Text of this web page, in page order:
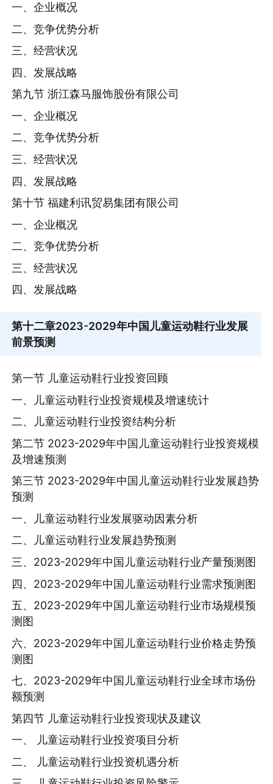
一、企业概况
二、竞争优势分析
三、经营状况
四、发展战略
第九节 浙江森马服饰股份有限公司
一、企业概况
二、竞争优势分析
三、经营状况
四、发展战略
第十节 福建利讯贸易集团有限公司
一、企业概况
二、竞争优势分析
三、经营状况
四、发展战略
第十二章2023-2029年中国儿童运动鞋行业发展
前景预测
第一节 儿童运动鞋行业投资回顾
一、儿童运动鞋行业投资规模及增速统计
二、儿童运动鞋行业投资结构分析
第二节 2023-2029年中国儿童运动鞋行业投资规模
及增速预测
第三节 2023-2029年中国儿童运动鞋行业发展趋势
预测
一、儿童运动鞋行业发展驱动因素分析
二、儿童运动鞋行业发展趋势预测
三、2023-2029年中国儿童运动鞋行业产量预测图
四、2023-2029年中国儿童运动鞋行业需求预测图
五、2023-2029年中国儿童运动鞋行业市场规模预
测图
六、2023-2029年中国儿童运动鞋行业价格走势预
测图
七、2023-2029年中国儿童运动鞋行业全球市场份
额预测
第四节 儿童运动鞋行业投资现状及建议
一、 儿童运动鞋行业投资项目分析
二、 儿童运动鞋行业投资机遇分析